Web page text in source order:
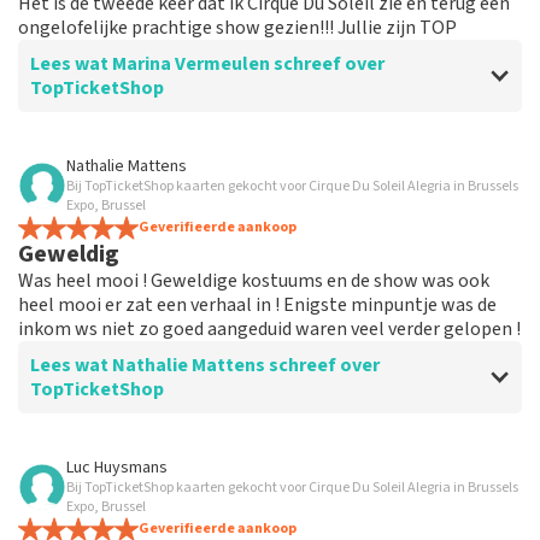
ongelofelijke prachtige show gezien!!! Jullie zijn TOP
Lees wat Marina Vermeulen schreef over
TopTicketShop
Beoordeling van Marina Vermeulen over
Uiteindelijk was de communicatie oké
De prijs voor de plaats is correct
Nathalie Mattens
Bij TopTicketShop kaarten gekocht voor Cirque Du Soleil Alegria in Brussels
Expo, Brussel
Geverifieerde aankoop
Geweldig
Was heel mooi ! Geweldige kostuums en de show was ook
heel mooi er zat een verhaal in ! Enigste minpuntje was de
inkom ws niet zo goed aangeduid waren veel verder gelopen !
Lees wat Nathalie Mattens schreef over
TopTicketShop
Beoordeling van Nathalie Mattens over
Geweldig
Luc Huysmans
Bij TopTicketShop kaarten gekocht voor Cirque Du Soleil Alegria in Brussels
Expo, Brussel
Geverifieerde aankoop